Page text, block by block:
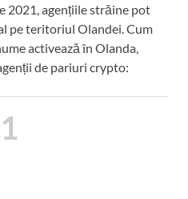
2021, agențiile străine pot
pe teritoriul Olandei. Cum
activează în Olanda,
de pariuri crypto:
1